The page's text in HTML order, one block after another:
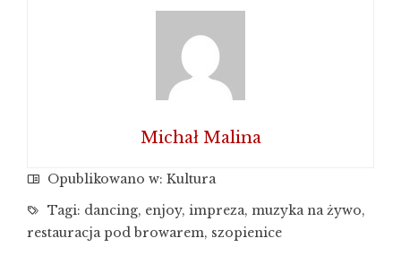
Michał Malina
Opublikowano w: Kultura
Tagi: dancing, enjoy, impreza, muzyka na żywo,
restauracja pod browarem, szopienice